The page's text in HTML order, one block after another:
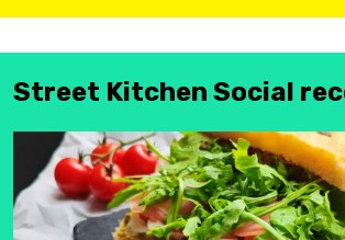
Street Kitchen Social